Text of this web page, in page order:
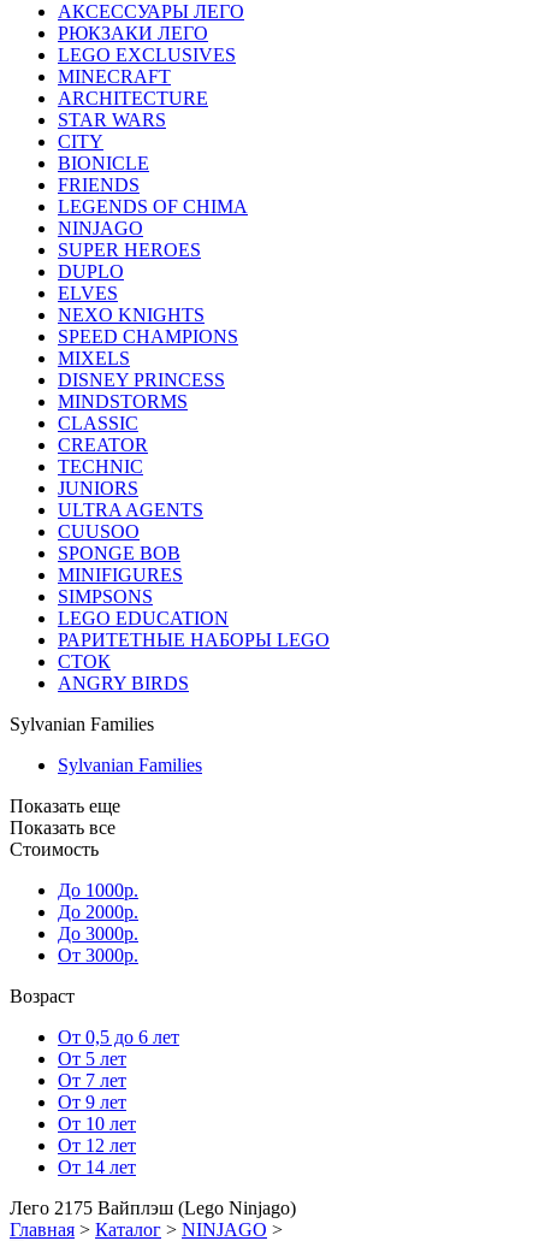
АКСЕССУАРЫ ЛЕГО
РЮКЗАКИ ЛЕГО
LEGO EXCLUSIVES
MINECRAFT
ARCHITECTURE
STAR WARS
CITY
BIONICLE
FRIENDS
LEGENDS OF CHIMA
NINJAGO
SUPER HEROES
DUPLO
ELVES
NEXO KNIGHTS
SPEED CHAMPIONS
MIXELS
DISNEY PRINCESS
MINDSTORMS
CLASSIC
CREATOR
TECHNIC
JUNIORS
ULTRA AGENTS
CUUSOO
SPONGE BOB
MINIFIGURES
SIMPSONS
LEGO EDUCATION
РАРИТЕТНЫЕ НАБОРЫ LEGO
СТОК
ANGRY BIRDS
Sylvanian Families
Sylvanian Families
Показать еще
Показать все
Стоимость
До 1000р.
До 2000р.
До 3000р.
От 3000р.
Возраст
От 0,5 до 6 лет
От 5 лет
От 7 лет
От 9 лет
От 10 лет
От 12 лет
От 14 лет
Лего 2175 Вайплэш (Lego Ninjago)
Главная > Каталог > NINJAGO >